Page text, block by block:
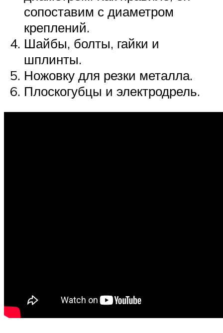
сопоставим с диаметром
креплений.
Шайбы, болты, гайки и
шплинты.
Ножовку для резки металла.
Плоскогубцы и электродрель.